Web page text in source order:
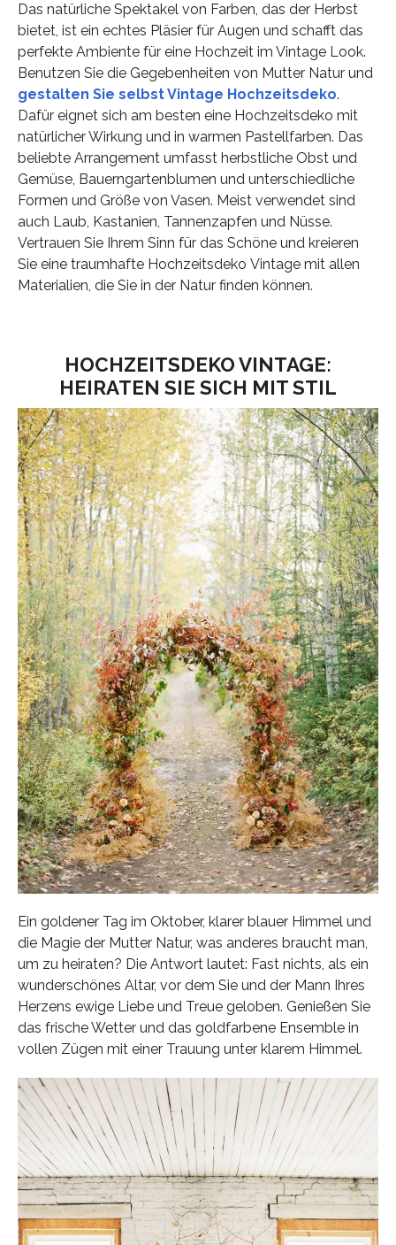
Das natürliche Spektakel von Farben, das der Herbst
bietet, ist ein echtes Pläsier für Augen und schafft das
perfekte Ambiente für eine Hochzeit im Vintage Look.
Benutzen Sie die Gegebenheiten von Mutter Natur und
gestalten Sie selbst Vintage Hochzeitsdeko.
Dafür eignet sich am besten eine Hochzeitsdeko mit
natürlicher Wirkung und in warmen Pastellfarben. Das
beliebte Arrangement umfasst herbstliche Obst und
Gemüse, Bauerngartenblumen und unterschiedliche
Formen und Größe von Vasen. Meist verwendet sind
auch Laub, Kastanien, Tannenzapfen und Nüsse.
Vertrauen Sie Ihrem Sinn für das Schöne und kreieren
Sie eine traumhafte Hochzeitsdeko Vintage mit allen
Materialien, die Sie in der Natur finden können.
HOCHZEITSDEKO VINTAGE:
HEIRATEN SIE SICH MIT STIL
Ein goldener Tag im Oktober, klarer blauer Himmel und
die Magie der Mutter Natur, was anderes braucht man,
um zu heiraten? Die Antwort lautet: Fast nichts, als ein
wunderschönes Altar, vor dem Sie und der Mann Ihres
Herzens ewige Liebe und Treue geloben. Genießen Sie
das frische Wetter und das goldfarbene Ensemble in
vollen Zügen mit einer Trauung unter klarem Himmel.